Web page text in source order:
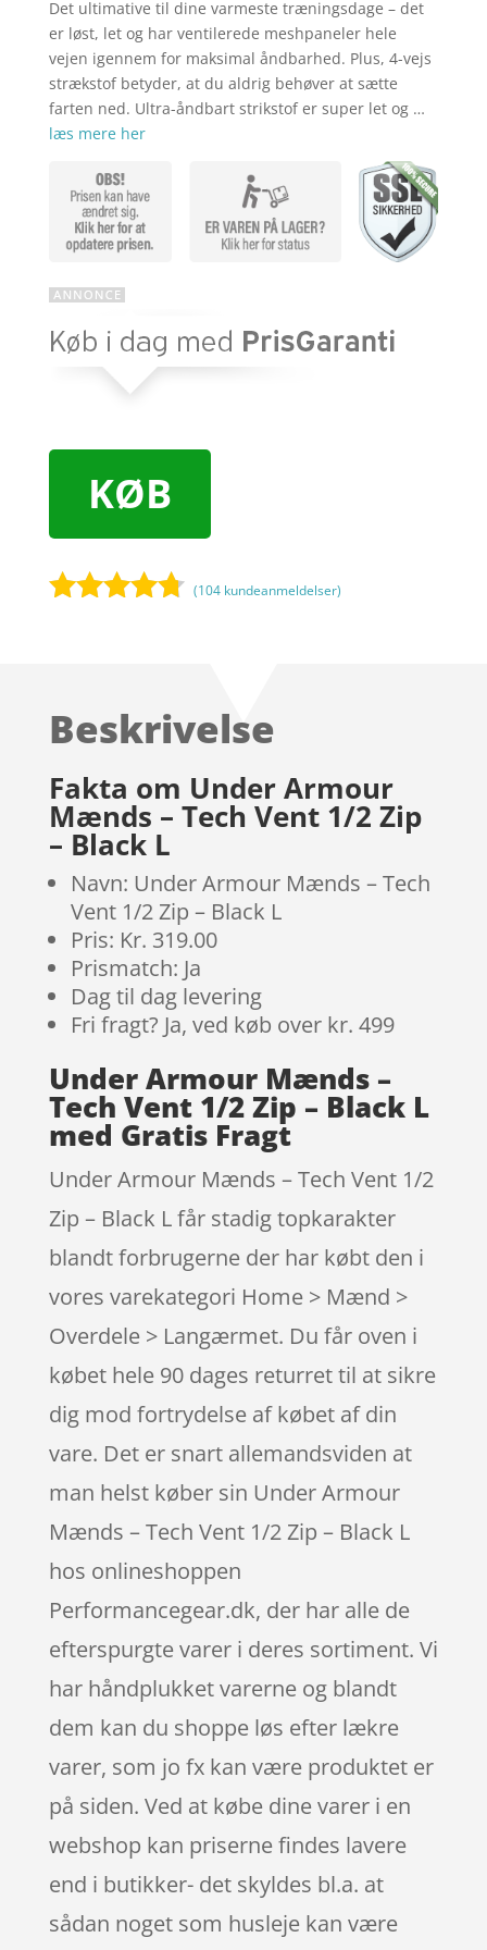
er:
kr.
Det ultimative til dine varmeste træningsdage – det
er løst, let og har ventilerede meshpaneler hele
vejen igennem for maksimal åndbarhed. Plus, 4-vejs
strækstof betyder, at du aldrig behøver at sætte
farten ned. Ultra-åndbart strikstof er super let og …
læs mere her
KØB
på
mmelser
(104 kundeanmeldelser)
Beskrivelse
Fakta om Under Armour
Mænds – Tech Vent 1/2 Zip
– Black L
Navn: Under Armour Mænds – Tech
Vent 1/2 Zip – Black L
Pris: Kr. 319.00
Prismatch: Ja
Dag til dag levering
Fri fragt? Ja, ved køb over kr. 499
Under Armour Mænds –
Tech Vent 1/2 Zip – Black L
med Gratis Fragt
Under Armour Mænds – Tech Vent 1/2
Zip – Black L får stadig topkarakter
blandt forbrugerne der har købt den i
vores varekategori Home > Mænd >
Overdele > Langærmet. Du får oven i
købet hele 90 dages returret til at sikre
dig mod fortrydelse af købet af din
vare. Det er snart allemandsviden at
man helst køber sin Under Armour
Mænds – Tech Vent 1/2 Zip – Black L
hos onlineshoppen
Performancegear.dk, der har alle de
efterspurgte varer i deres sortiment. Vi
har håndplukket varerne og blandt
dem kan du shoppe løs efter lækre
varer, som jo fx kan være produktet er
på siden. Ved at købe dine varer i en
webshop kan priserne findes lavere
end i butikker- det skyldes bl.a. at
sådan noget som husleje kan være